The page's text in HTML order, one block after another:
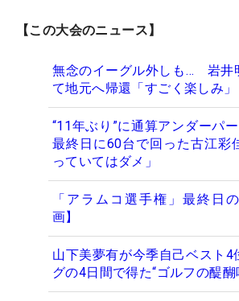
【この大会のニュース】
無念のイーグル外しも… 岩井
て地元へ帰還「すごく楽しみ」
“11年ぶり”に通算アンダーパ
最終日に60台で回った古江彩
っていてはダメ」
「アラムコ選手権」最終日
画】
山下美夢有が今季自己ベスト
グの4日間で得た“ゴルフの醍醐